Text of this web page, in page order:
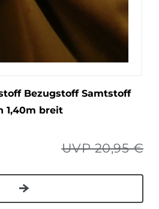
Bezugstoff Samtstoff
1,40m breit
UVP 20,95 €